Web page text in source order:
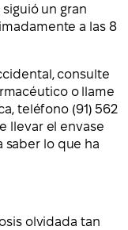
un gran
a las 8
consulte
o llame
teléfono (91) 562
llevar el envase
lo que ha
olvidada tan